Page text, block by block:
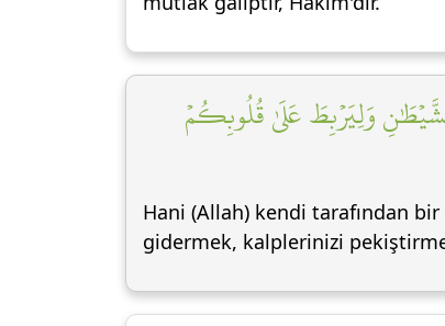
وَلِيَرۡبِطَ عَلَىٰ قُلُوبِكُمۡ
Hani (Allah) kendi tarafından
gidermek, kalplerinizi